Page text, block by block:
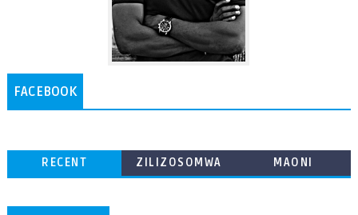
FACEBOOK
RECENT
ZILIZOSOMWA
MAONI